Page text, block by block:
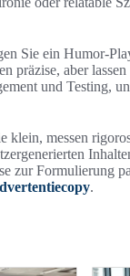
Sie ein Humor-
präzise, aber
und Testing,
klein, messen
zur Formulierung
.